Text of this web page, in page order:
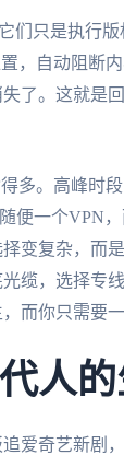
们只是执行
，自动阻断
了。这就是
多。高峰时
便一个VPN
变复杂，而
缆，选择专
而你只需要一
人
爱奇艺新剧